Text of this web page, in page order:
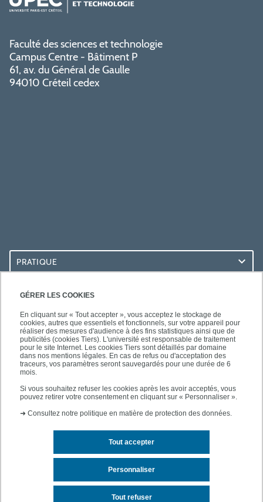
GÉRER LES COOKIES
En cliquant sur « Tout accepter », vous acceptez le stockage de
cookies, autres que essentiels et fonctionnels, sur votre appareil pour
réaliser des mesures d'audience à des fins statistiques ainsi que de
publicités (cookies Tiers). L'université est responsable de traitement
pour le site Internet. Les cookies Tiers sont détaillés par domaine
dans nos mentions légales. En cas de refus ou d'acceptation des
traceurs, vos paramètres seront sauvegardés pour une durée de 6
mois.
Si vous souhaitez refuser les cookies après les avoir acceptés, vous
pouvez retirer votre consentement en cliquant sur « Personnaliser ».
➜ Consultez notre politique en matière de protection des données.
Tout accepter
Tout refuser
Personnaliser
Faculté des sciences et technologie
Campus Centre - Bâtiment P
61, av. du Général de Gaulle
94010 Créteil cedex
PRATIQUE
ACCÈS RAPIDES
SUIVEZ-NOUS
Mentions légales
Plan d'accès Plan du site